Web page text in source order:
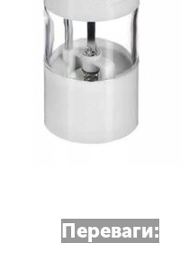
Переваги: